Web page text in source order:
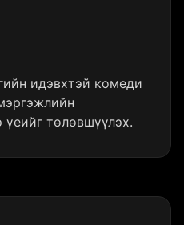
идэвхтэй комеди
төлөвшүүлэх.